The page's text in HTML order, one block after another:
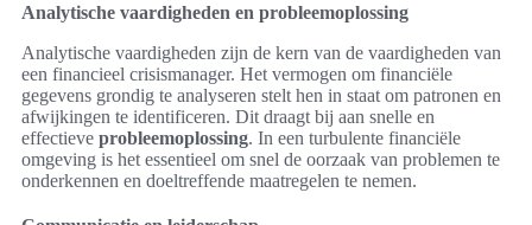
Analytische vaardigheden en probleemoplossing
Analytische vaardigheden zijn de kern van de vaardigheden van
een financieel crisismanager. Het vermogen om financiële
gegevens grondig te analyseren stelt hen in staat om patronen en
afwijkingen te identificeren. Dit draagt bij aan snelle en
effectieve probleemoplossing. In een turbulente financiële
omgeving is het essentieel om snel de oorzaak van problemen te
onderkennen en doeltreffende maatregelen te nemen.